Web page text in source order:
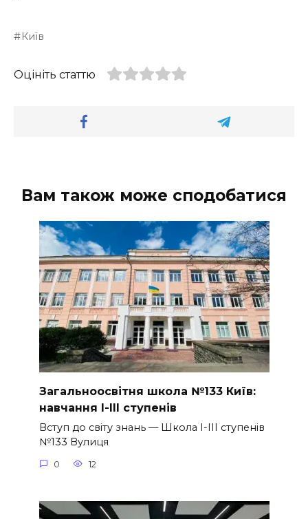
Київ
Оцініть статтю
Вам також може сподобатися
Загальноосвітня школа №133 Київ:
навчання I-III ступенів
Вступ до світу знань — Школа I-III ступенів
№133 Вулиця
0 12